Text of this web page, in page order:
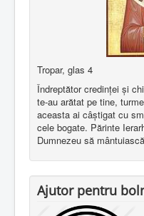
Tropar, glas 4
Îndreptător credinţei şi
te-au arătat pe tine,
aceasta ai câştigat cu
cele bogate. Părinte
Dumnezeu să
Ajutor pentru